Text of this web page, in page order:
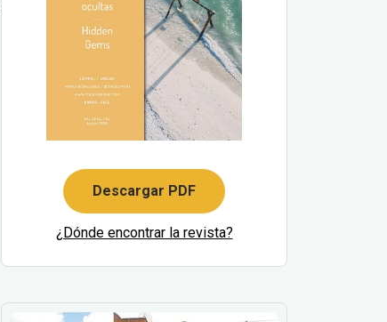
Descargar PDF
¿Dónde encontrar la revista?